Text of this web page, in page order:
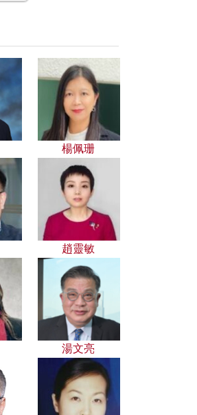
楊佩珊
趙靈敏
湯文亮